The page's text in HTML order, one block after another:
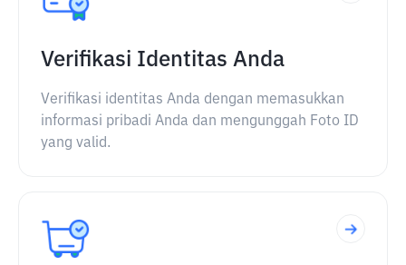
Verifikasi Identitas Anda
Verifikasi identitas Anda dengan memasukkan
informasi pribadi Anda dan mengunggah Foto ID
yang valid.